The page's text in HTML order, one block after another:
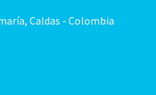
Caldas - Colombia